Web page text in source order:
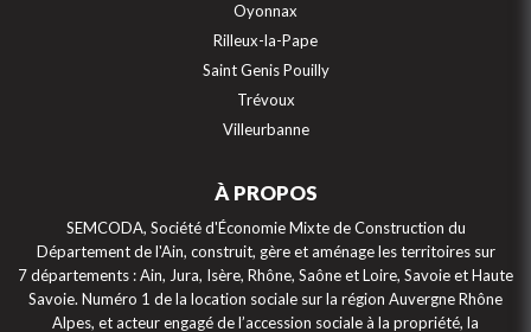
Oyonnax
Rilleux-la-Pape
Saint Genis Pouilly
Trévoux
Villeurbanne
À PROPOS
SEMCODA, Société d'Économie Mixte de Construction du
Département de l'Ain, construit, gère et aménage les territoires sur
7 départements : Ain, Jura, Isère, Rhône, Saône et Loire, Savoie et Haute
Savoie. Numéro 1 de la location sociale sur la région Auvergne Rhône
Alpes, et acteur engagé de l’accession sociale à la propriété, la